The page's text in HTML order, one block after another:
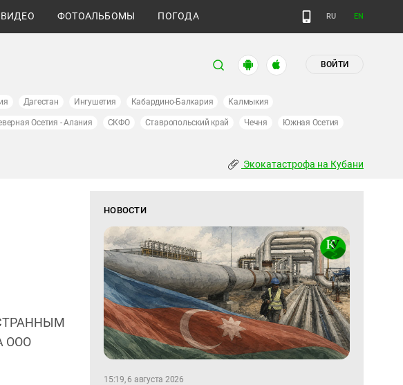
ВИДЕО ФОТОАЛЬБОМЫ ПОГОДА RU EN
ВОЙТИ
Дагестан Ингушетия Кабардино-Балкария Калмыкия
Осетия - Алания СКФО Ставропольский край Чечня Южная Осетия
Экокатастрофа на Кубани
ООО
НОВОСТИ
15:19, 6 августа 2026